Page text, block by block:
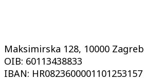
Maksimirska 128, 10000 Zagreb
OIB: 60113438833
IBAN: HR0823600001101253157